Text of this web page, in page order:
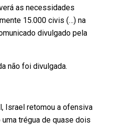
as necessidades
15.000 civis (…) na
divulgado pela
não foi divulgada.
Israel retomou a ofensiva
trégua de quase dois